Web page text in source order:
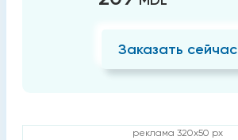
Заказать сейчас
реклама 320x50 px